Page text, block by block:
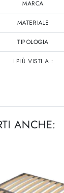
MARCA
MATERIALE
TIPOLOGIA
I PIÙ VISTI A :
ANCHE: